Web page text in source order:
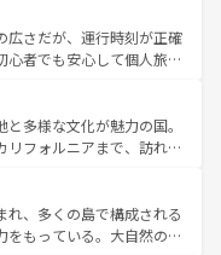
全く異なる文化を体験で
のフランス情報はコンテンツ一覧
。 なお、新着の
参照してほしい。
た、優雅なアフタヌーン
ない英国パブ、サッカー観
体験も豊富。イギリスを旅
広さだが、運行時刻が正確
心者でも安心して個人旅行
スならではのユニークな
でなく町歩きも満喫する
いため物価も高いが、旅行
もできる。 なお、新
覧 を参照してほしい。
多様な文化が魅力の国。
リフォルニアまで、訪れる
ッピング、エンターテイ
ポットだ。一方、アメリカ
ンドキャニオンやイエロー
れ、多くの島で構成される
をもっている。大自然の神